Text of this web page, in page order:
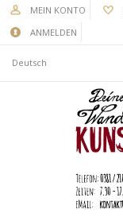
MEIN KONTO
ANMELDEN
Deutsch